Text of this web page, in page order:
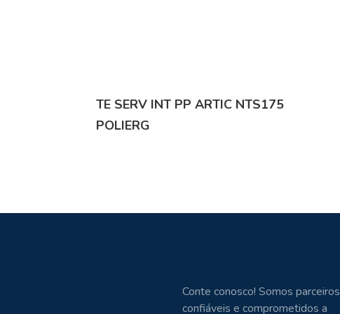
TE SERV INT PP ARTIC NTS175
POLIERG
Conte conosco! Somos parceiros
confiáveis e comprometidos a